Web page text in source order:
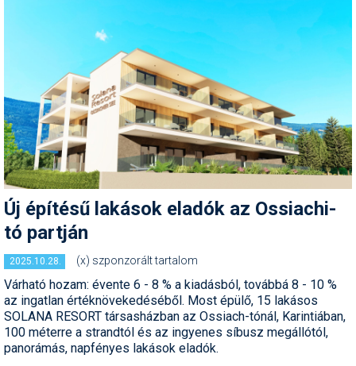
Pályázatok
Portálinfo
Rajzok
Síbérletárak
Sícipő
Sífelszerelés
Sífutás
Síléc
Símánia
Új építésű lakások eladók az Ossiachi-
tó partján
2025.10.28. (x) szponzorált tartalom
Várható hozam: évente 6 - 8 % a kiadásból, továbbá 8 - 10 %
az ingatlan értéknövekedéséből. Most épülő, 15 lakásos
SOLANA RESORT társasházban az Ossiach-tónál, Karintiában,
100 méterre a strandtól és az ingyenes síbusz megállótól,
panorámás, napfényes lakások eladók.